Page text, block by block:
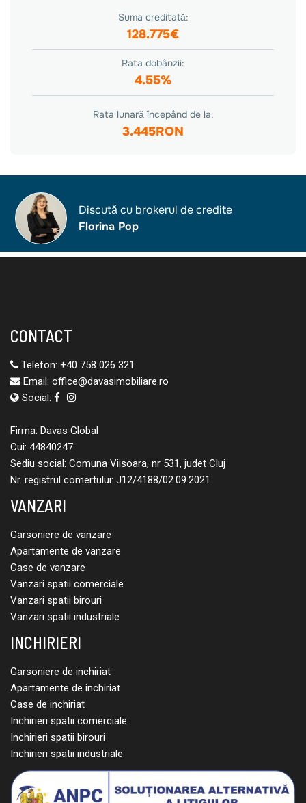
CONTACT
Telefon: +40 758 026 321
Email: office@davasimobiliare.ro
Social:
Firma: Davas Global
Cui: 44840247
Sediu social: Comuna Viisoara, nr 531, judet Cluj
Nr. registrul comertului: J12/4188/02.09.2021
VANZARI
Garsoniere de vanzare
Apartamente de vanzare
Case de vanzare
Vanzari spatii comerciale
Vanzari spatii birouri
Vanzari spatii industriale
INCHIRIERI
Garsoniere de inchiriat
Apartamente de inchiriat
Case de inchiriat
Inchirieri spatii comerciale
Inchirieri spatii birouri
Inchirieri spatii industriale